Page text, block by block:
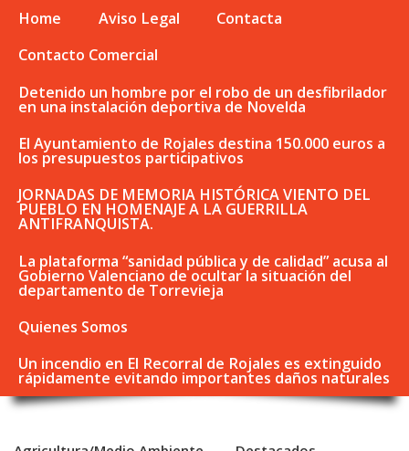
Home Aviso Legal
Contacta
Contacto Comercial
Detenido un hombre por el robo de un desfibrilador
en una instalación deportiva de Novelda
El Ayuntamiento de Rojales destina 150.000 euros a
los presupuestos participativos
JORNADAS DE MEMORIA HISTÓRICA VIENTO DEL
PUEBLO EN HOMENAJE A LA GUERRILLA
ANTIFRANQUISTA.
La plataforma “sanidad pública y de calidad” acusa al
Gobierno Valenciano de ocultar la situación del
departamento de Torrevieja
Quienes Somos
Un incendio en El Recorral de Rojales es extinguido
rápidamente evitando importantes daños naturales